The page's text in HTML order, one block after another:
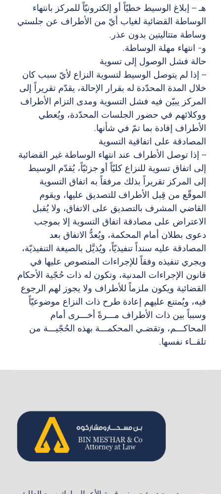
هـ – إبلاغ الوسيط خطيّاً أو إلكترونيّاً للمركز بانتهاء
الوساطة القضائية لغياب أيّ من الأطراف عن جلستي
وساطة متتاليتين بدون عذر.
و- انتهاء مهلة الوساطة.
حالة فشل الوصول إلى تسوية
– إذا لم يتوصل الوسيط لتسوية النزاع لأيّ سبب كان
خلال المدة المحدّدة له بقرار الإحالة، يقدّم تقريراً إلى
المركز يبيّن فيه فشل التسوية ومدى التزام الأطراف
ووكلائهم في حضور الجلسات المحدّدة، ويُعطي
الأطراف إفادة بما تمّ في شأنها.
المصادقة على اتفاقية التسوية
– إذا توصل الأطراف عند انتهاء الوساطة غير القضائية
إلى اتفاق تسوية للنزاع كليّاً أو جزئيّاً، يُقدّم الوسيط
إلى المركز تقريراً بذلك مرفقاً به اتفاق التسوية
الموقّع من قِبل الأطراف للتصديق عليها، ويقوم
القاضي المشرف بالتصديق على الاتفاق، ولا يُقبل
الاعتراض على مصادقة اتفاق التسوية إلا بموجب
دعوى بطلان أمام المحكمة، ويُعدُّ الاتفاق بعد
المصادقة عليه سنداً تنفيذيّاً، ويُذيَّل بالصيغة التنفيذيّة،
ويجري تنفيذه وفقاً للإجراءات المنصوص عليها في
قانون الإجراءات المدنية، وتكون له ذات حُجّية الأحكام
القضائية ويكون ملزماً للأطراف ولا يجوز لهم الرجوع
فيه، ويُمتنع عليهم إعادة طرح ذات النزاع موضوعيّاً
وسبباً بين ذات الأطراف مـــرةً أخـــرى أمام
المحاكـــم، وتقضـي المحكمـــة بهذه الحُجّيـــة من
تلقــاء نفسها.